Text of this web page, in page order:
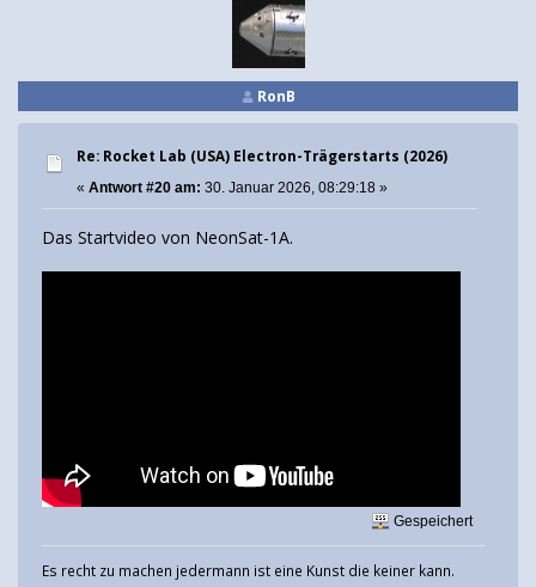
RonB
Re: Rocket Lab (USA) Electron-Trägerstarts (2026)
« Antwort #20 am: 30. Januar 2026, 08:29:18 »
Das Startvideo von NeonSat-1A.
Gespeichert
Es recht zu machen jedermann ist eine Kunst die keiner kann.